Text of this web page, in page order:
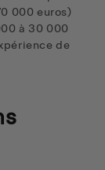
000 euros)
à 30 000
de